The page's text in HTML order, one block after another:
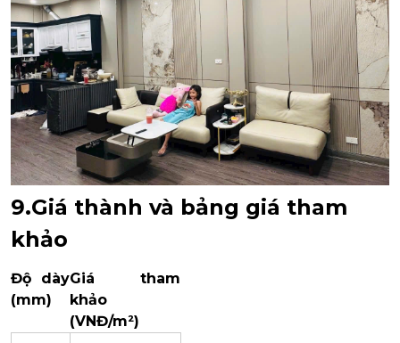
9.Giá thành và bảng giá tham
khảo
Độ dày
(mm)
Giá tham
khảo
(VNĐ/m²)